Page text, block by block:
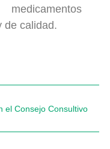
de calidad.
el Consejo Consultivo